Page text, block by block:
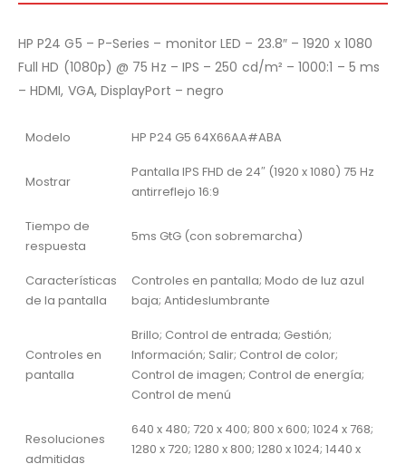
HP P24 G5 – P-Series – monitor LED – 23.8″ – 1920 x 1080
Full HD (1080p) @ 75 Hz – IPS – 250 cd/m² – 1000:1 – 5 ms
– HDMI, VGA, DisplayPort – negro
Modelo HP P24 G5 64X66AA#ABA
Mostrar
Pantalla IPS FHD de 24″ (1920 x 1080) 75 Hz
antirreflejo 16:9
Tiempo de
respuesta
5ms GtG (con sobremarcha)
Características
de la pantalla
Controles en pantalla; Modo de luz azul
baja; Antideslumbrante
Controles en
pantalla
Brillo; Control de entrada; Gestión;
Información; Salir; Control de color;
Control de imagen; Control de energía;
Control de menú
Resoluciones
admitidas
640 x 480; 720 x 400; 800 x 600; 1024 x 768;
1280 x 720; 1280 x 800; 1280 x 1024; 1440 x